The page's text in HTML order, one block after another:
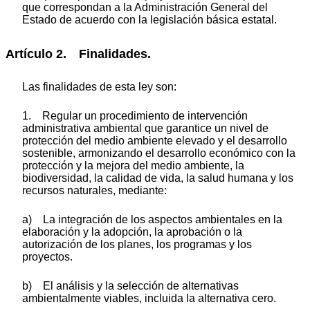
que correspondan a la Administración General del
Estado de acuerdo con la legislación básica estatal.
Artículo 2. Finalidades.
Las finalidades de esta ley son:
1. Regular un procedimiento de intervención
administrativa ambiental que garantice un nivel de
protección del medio ambiente elevado y el desarrollo
sostenible, armonizando el desarrollo económico con la
protección y la mejora del medio ambiente, la
biodiversidad, la calidad de vida, la salud humana y los
recursos naturales, mediante:
a) La integración de los aspectos ambientales en la
elaboración y la adopción, la aprobación o la
autorización de los planes, los programas y los
proyectos.
b) El análisis y la selección de alternativas
ambientalmente viables, incluida la alternativa cero.